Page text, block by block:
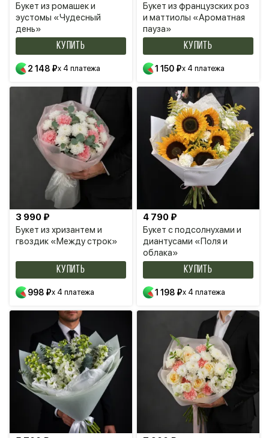
Букет из ромашек и
эустомы «Чудесный
день»
КУПИТЬ
2 148 ₽x 4 платежа
Букет из французских роз
и маттиолы «Ароматная
пауза»
КУПИТЬ
1 150 ₽x 4 платежа
Букет из хризантем и
гвоздик «Между строк»
3 990 ₽
КУПИТЬ
998 ₽x 4 платежа
Букет с подсолнухами и
диантусами «Поля и
облака»
4 790 ₽
КУПИТЬ
1 198 ₽x 4 платежа